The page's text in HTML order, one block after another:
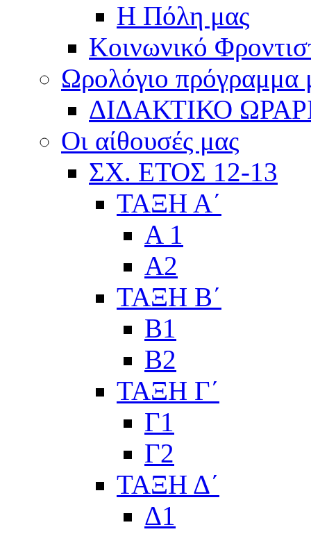
Η Πόλη μας
Κοινωνικό
Ωρολόγιο πρόγραμμα
ΔΙΔΑΚΤΙΚΟ
Οι αίθουσές μας
ΣΧ. ΕΤΟΣ 12-13
ΤΑΞΗ Α΄
Α 1
Α2
ΤΑΞΗ Β΄
Β1
Β2
ΤΑΞΗ Γ΄
Γ1
Γ2
ΤΑΞΗ Δ΄
Δ1